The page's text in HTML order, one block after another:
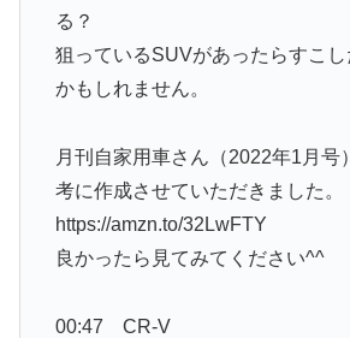
る？
狙っているSUVがあったらすこ
かもしれません。
月刊自家用車さん（2022年1月号
考に作成させていただきました。
https://amzn.to/32LwFTY
良かったら見てみてください^^
00:47 CR-V